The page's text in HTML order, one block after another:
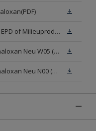
Sikkens Exterior Wallpaints B - EPD of Milieuproductverklaring
Veiligheidsinformatieblad Alphaloxan Neu W05 (MSDS)
Veiligheidsinformatieblad Alphaloxan Neu N00 (MSDS)